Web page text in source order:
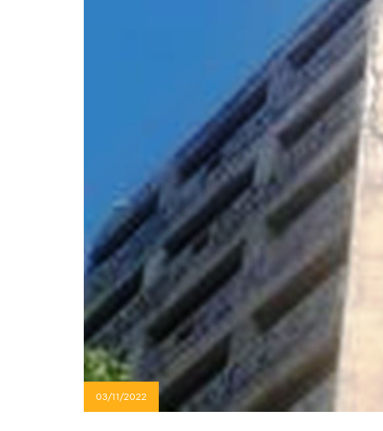
03/11/2022